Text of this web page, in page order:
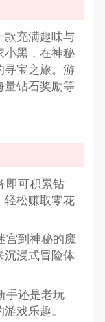
款充满趣味与
小黑，在神秘
寻宝之旅。游
量钻石奖励等
即可积累钻
轻松赚取零花
宫到神秘的魔
沉浸式冒险体
手还是老玩
戏乐趣。